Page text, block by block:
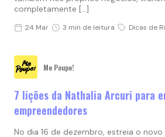
completamente […]
24 Mar 3 min de leitura Dicas de
Me Poupe!
7 lições da Nathalia Arcuri para
empreendedores
No dia 16 de dezembro, estreia o